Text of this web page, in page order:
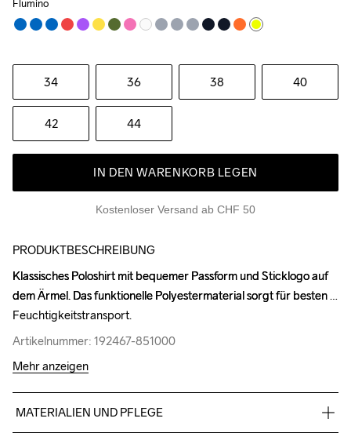
Flumino
34 36 38 40
42 44
IN DEN WARENKORB LEGEN
Kostenloser Versand ab CHF 50
PRODUKTBESCHREIBUNG
Klassisches Poloshirt mit bequemer Passform und Sticklogo auf
dem Ärmel. Das funktionelle Polyestermaterial sorgt für besten
Feuchtigkeitstransport.
Artikelnummer: 192467-851000
Klassisches Poloshirt mit bequemer Passform und Sticklogo auf
dem Ärmel. Das funktionelle Polyestermaterial sorgt für besten
Feuchtigkeitstransport.
Artikelnummer: 192467-851000
Mehr anzeigen
MATERIALIEN UND PFLEGE